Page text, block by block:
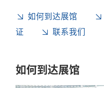
如何到达展馆
证
联系我们
如何到达展馆